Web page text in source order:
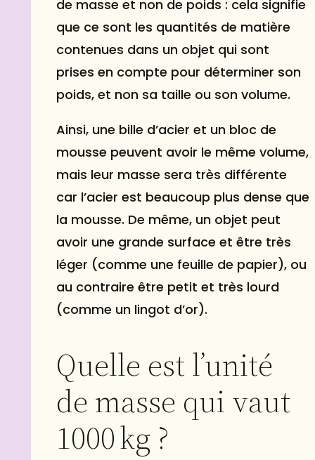
de masse et non de poids : cela signifie
que ce sont les quantités de matière
contenues dans un objet qui sont
prises en compte pour déterminer son
poids, et non sa taille ou son volume.
Ainsi, une bille d’acier et un bloc de
mousse peuvent avoir le même volume,
mais leur masse sera très différente
car l’acier est beaucoup plus dense que
la mousse. De même, un objet peut
avoir une grande surface et être très
léger (comme une feuille de papier), ou
au contraire être petit et très lourd
(comme un lingot d’or).
Quelle est l’unité
de masse qui vaut
1000 kg ?